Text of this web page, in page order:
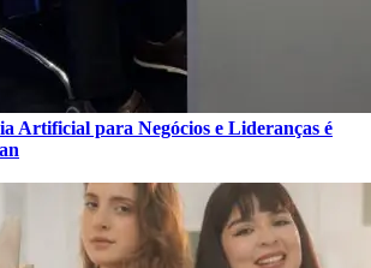
Artificial para Negócios e Lideranças é